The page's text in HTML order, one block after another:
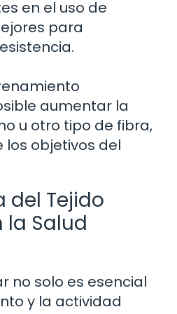
en el uso de
para
aumentar la
u otro tipo de fibra,
objetivos del
del Tejido
la Salud
no solo es esencial
y la actividad